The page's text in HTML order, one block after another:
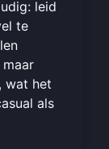
leid
te
wat het
als